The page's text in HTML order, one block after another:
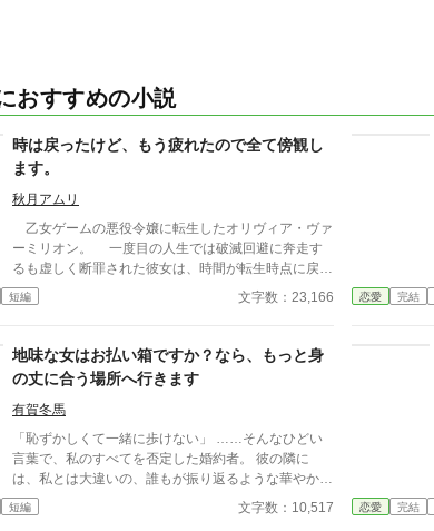
おすすめの小説
時は戻ったけど、もう疲れたので全て傍観し
ます。
秋月アムリ
乙女ゲームの悪役令嬢に転生したオリヴィア・ヴァ
ーミリオン。 一度目の人生では破滅回避に奔走す
るも虚しく断罪された彼女は、時間が転生時点に戻っ
た二度目の人生で、全てを諦めていた。 もう疲れ
た。どうせ無駄なら、せめて断罪の日まで穏やかに眠
観を決め込むオリヴィア。 だが、一周目では冷淡
だったはずの婚約者・セドリック王子が、なぜか彼女
に献身的な優しさを見せ、「今度こそ、私が君を守
る」と誓うのだ。 運命に抗う気力さえ失った令嬢
が、思いがけない波乱に巻き込まれていく。全てを諦
めたはずの人生で、彼女を待ち受ける未来とは──
短編 文字数：23,166 恋愛 完結
地味な女はお払い箱ですか？なら、もっと身
の丈に合う場所へ行きます
有賀冬馬
「恥ずかしくて一緒に歩けない」 ……そんなひどい
言葉で、私のすべてを否定した婚約者。 彼の隣に
は、私とは大違いの、誰もが振り返るような華やかな
令嬢が寄り添っていました。 惨めで、哀れで、息を
することさえ苦しい。 冷たい視線に晒され、逃げる
短編 文字数：10,517 恋愛 完結